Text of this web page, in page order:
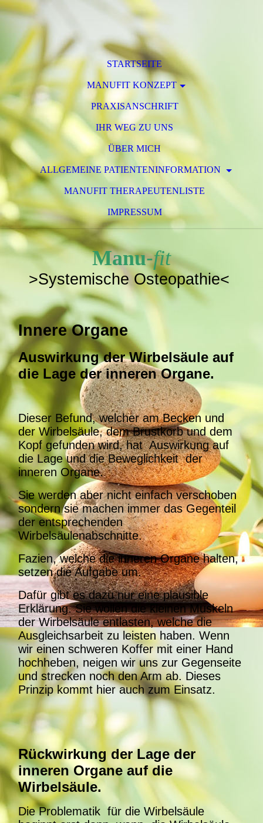
STARTSEITE
MANUFIT KONZEPT
PRAXISANSCHRIFT
IHR WEG ZU UNS
ÜBER MICH
ALLGEMEINE PATIENTENINFORMATION
MANUFIT THERAPEUTENLISTE
IMPRESSUM
Manu-fit
>Systemische Osteopathie<
Innere Organe
Auswirkung der Wirbelsäule auf
die Lage der inneren Organe.
Dieser Befund, welcher am Becken und
der Wirbelsäule, dem Brustkorb und dem
Kopf gefunden wird, hat Auswirkung auf
die Lage und die Beweglichkeit der
inneren Organe.
Sie werden aber nicht einfach verschoben
sondern sie machen immer das Gegenteil
der entsprechenden
Wirbelsäulenabschnitte.
Fazien, welche die inneren Organe halten,
setzen die Aufgabe um.
Dafür gibt es dazu nur eine plausible
Erklärung. Sie wollen die kleinen Muskeln
der Wirbelsäule entlasten, welche die
Ausgleichsarbeit zu leisten haben. Wenn
wir einen schweren Koffer mit einer Hand
hochheben, neigen wir uns zur Gegenseite
und strecken noch den Arm ab. Dieses
Prinzip kommt hier auch zum Einsatz.
Rückwirkung der Lage der
inneren Organe auf die
Wirbelsäule.
Die Problematik für die Wirbelsäule